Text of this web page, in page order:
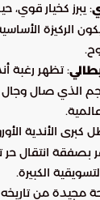
: يبرز كخيار قوي،
الركيزة الأساسية
: تظهر رغبة
الذي صال وجال
كبرى الأندية
انتقال حر
الكبيرة.
من تاريخه مع